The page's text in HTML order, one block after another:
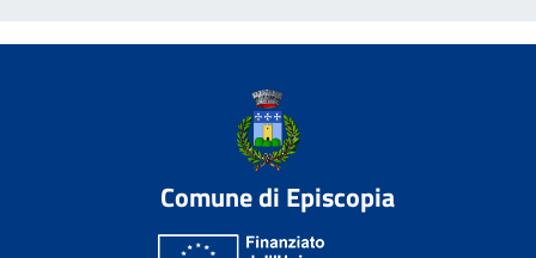
Comune di Episcopia